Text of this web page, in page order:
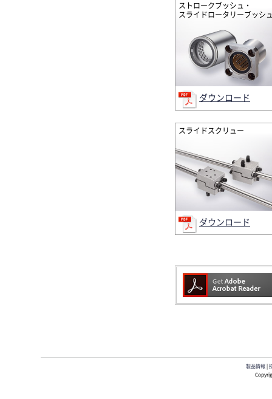
ストロークブッシュ・
スライドロータリーブッシ
ダウンロード
スライドスクリュー
ダウンロード
製品情報